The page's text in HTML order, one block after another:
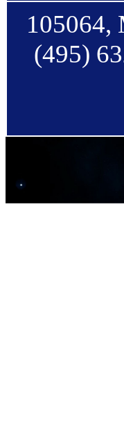
105064,
(495)